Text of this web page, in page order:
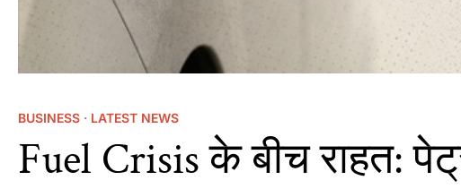
BUSINESS · LATEST NEWS
Fuel Crisis के बीच राहत: